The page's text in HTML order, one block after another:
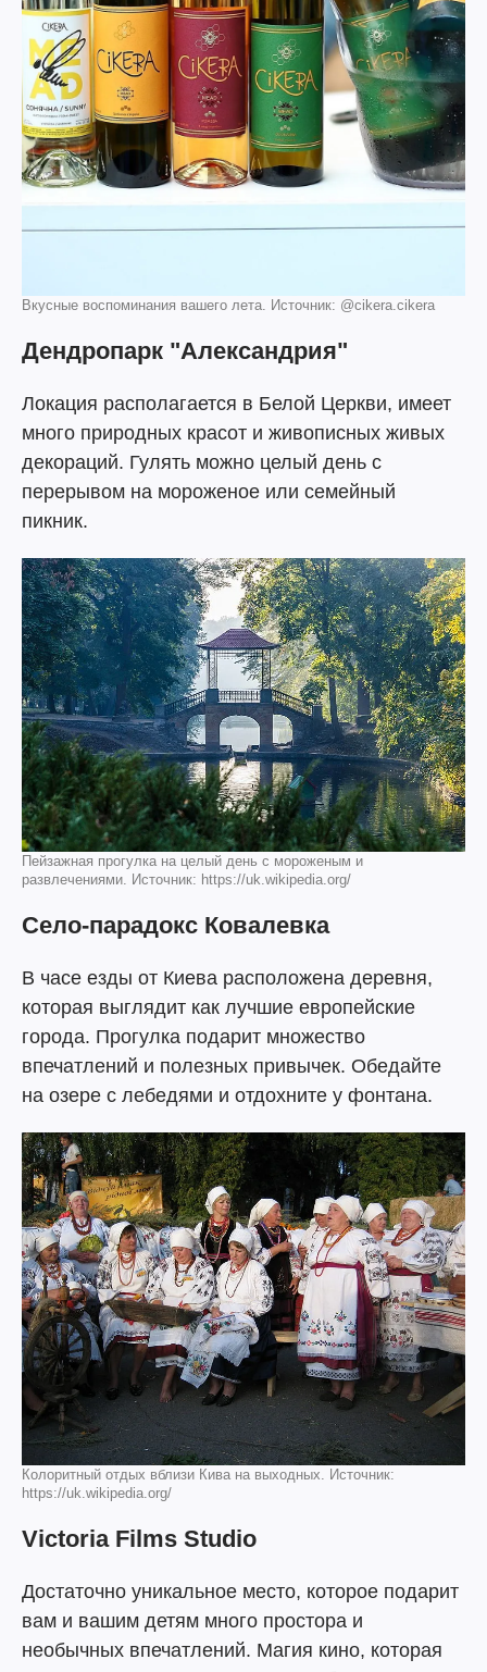
Вкусные воспоминания вашего лета. Источник: @cikera.cikera
Дендропарк "Александрия"
Локация располагается в Белой Церкви, имеет
много природных красот и живописных живых
декораций. Гулять можно целый день с
перерывом на мороженое или семейный
пикник.
Пейзажная прогулка на целый день с мороженым и
развлечениями. Источник: https://uk.wikipedia.org/
Село-парадокс Ковалевка
В часе езды от Киева расположена деревня,
которая выглядит как лучшие европейские
города. Прогулка подарит множество
впечатлений и полезных привычек. Обедайте
на озере с лебедями и отдохните у фонтана.
Колоритный отдых вблизи Кива на выходных. Источник:
https://uk.wikipedia.org/
Victoria Films Studio
Достаточно уникальное место, которое подарит
вам и вашим детям много простора и
необычных впечатлений. Магия кино, которая